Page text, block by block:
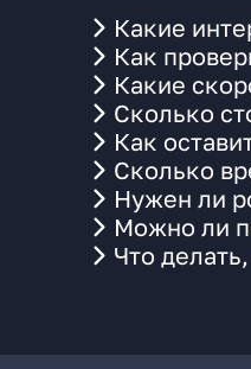
Какие
Как
Какие
Сколько
Как
Сколько
Нужен ли
Можно ли
Что